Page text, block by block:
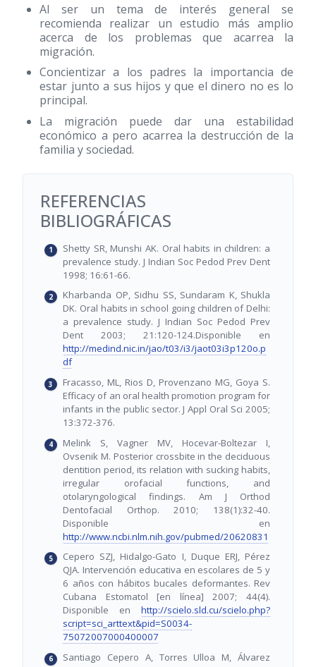
Al ser un tema de interés general se
recomienda realizar un estudio más amplio
acerca de los problemas que acarrea la
migración.
Concientizar a los padres la importancia de
estar junto a sus hijos y que el dinero no es lo
principal.
La migración puede dar una estabilidad
económico a pero acarrea la destrucción de la
familia y sociedad.
REFERENCIAS
BIBLIOGRÁFICAS
Shetty SR, Munshi AK. Oral habits in children: a
prevalence study. J Indian Soc Pedod Prev Dent
1998; 16:61-66.
Kharbanda OP, Sidhu SS, Sundaram K, Shukla
DK. Oral habits in school going children of Delhi:
a prevalence study. J Indian Soc Pedod Prev
Dent 2003; 21:120-124.Disponible en
http://medind.nic.in/jao/t03/i3/jaot03i3p120o.p
df
Fracasso, ML, Rios D, Provenzano MG, Goya S.
Efficacy of an oral health promotion program for
infants in the public sector. J Appl Oral Sci 2005;
13:372-376.
Melink S, Vagner MV, Hocevar-Boltezar I,
Ovsenik M. Posterior crossbite in the deciduous
dentition period, its relation with sucking habits,
irregular orofacial functions, and
otolaryngological findings. Am J Orthod
Dentofacial Orthop. 2010; 138(1):32-40.
Disponible en
http://www.ncbi.nlm.nih.gov/pubmed/20620831
Cepero SZJ, Hidalgo-Gato I, Duque ERJ, Pérez
QJA. Intervención educativa en escolares de 5 y
6 años con hábitos bucales deformantes. Rev
Cubana Estomatol [en línea] 2007; 44(4).
Disponible en http://scielo.sld.cu/scielo.php?
script=sci_arttext&pid=S0034-
75072007000400007
Santiago Cepero A, Torres Ulloa M, Álvarez